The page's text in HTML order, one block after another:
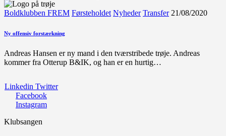
Boldklubben FREM Førsteholdet Nyheder Transfer 21/08/2020
Ny offensiv forstærkning
Andreas Hansen er ny mand i den tværstribede trøje. Andreas
kommer fra Otterup B&IK, og han er en hurtig…
Linkedin Twitter
Facebook
Instagram
Klubsangen